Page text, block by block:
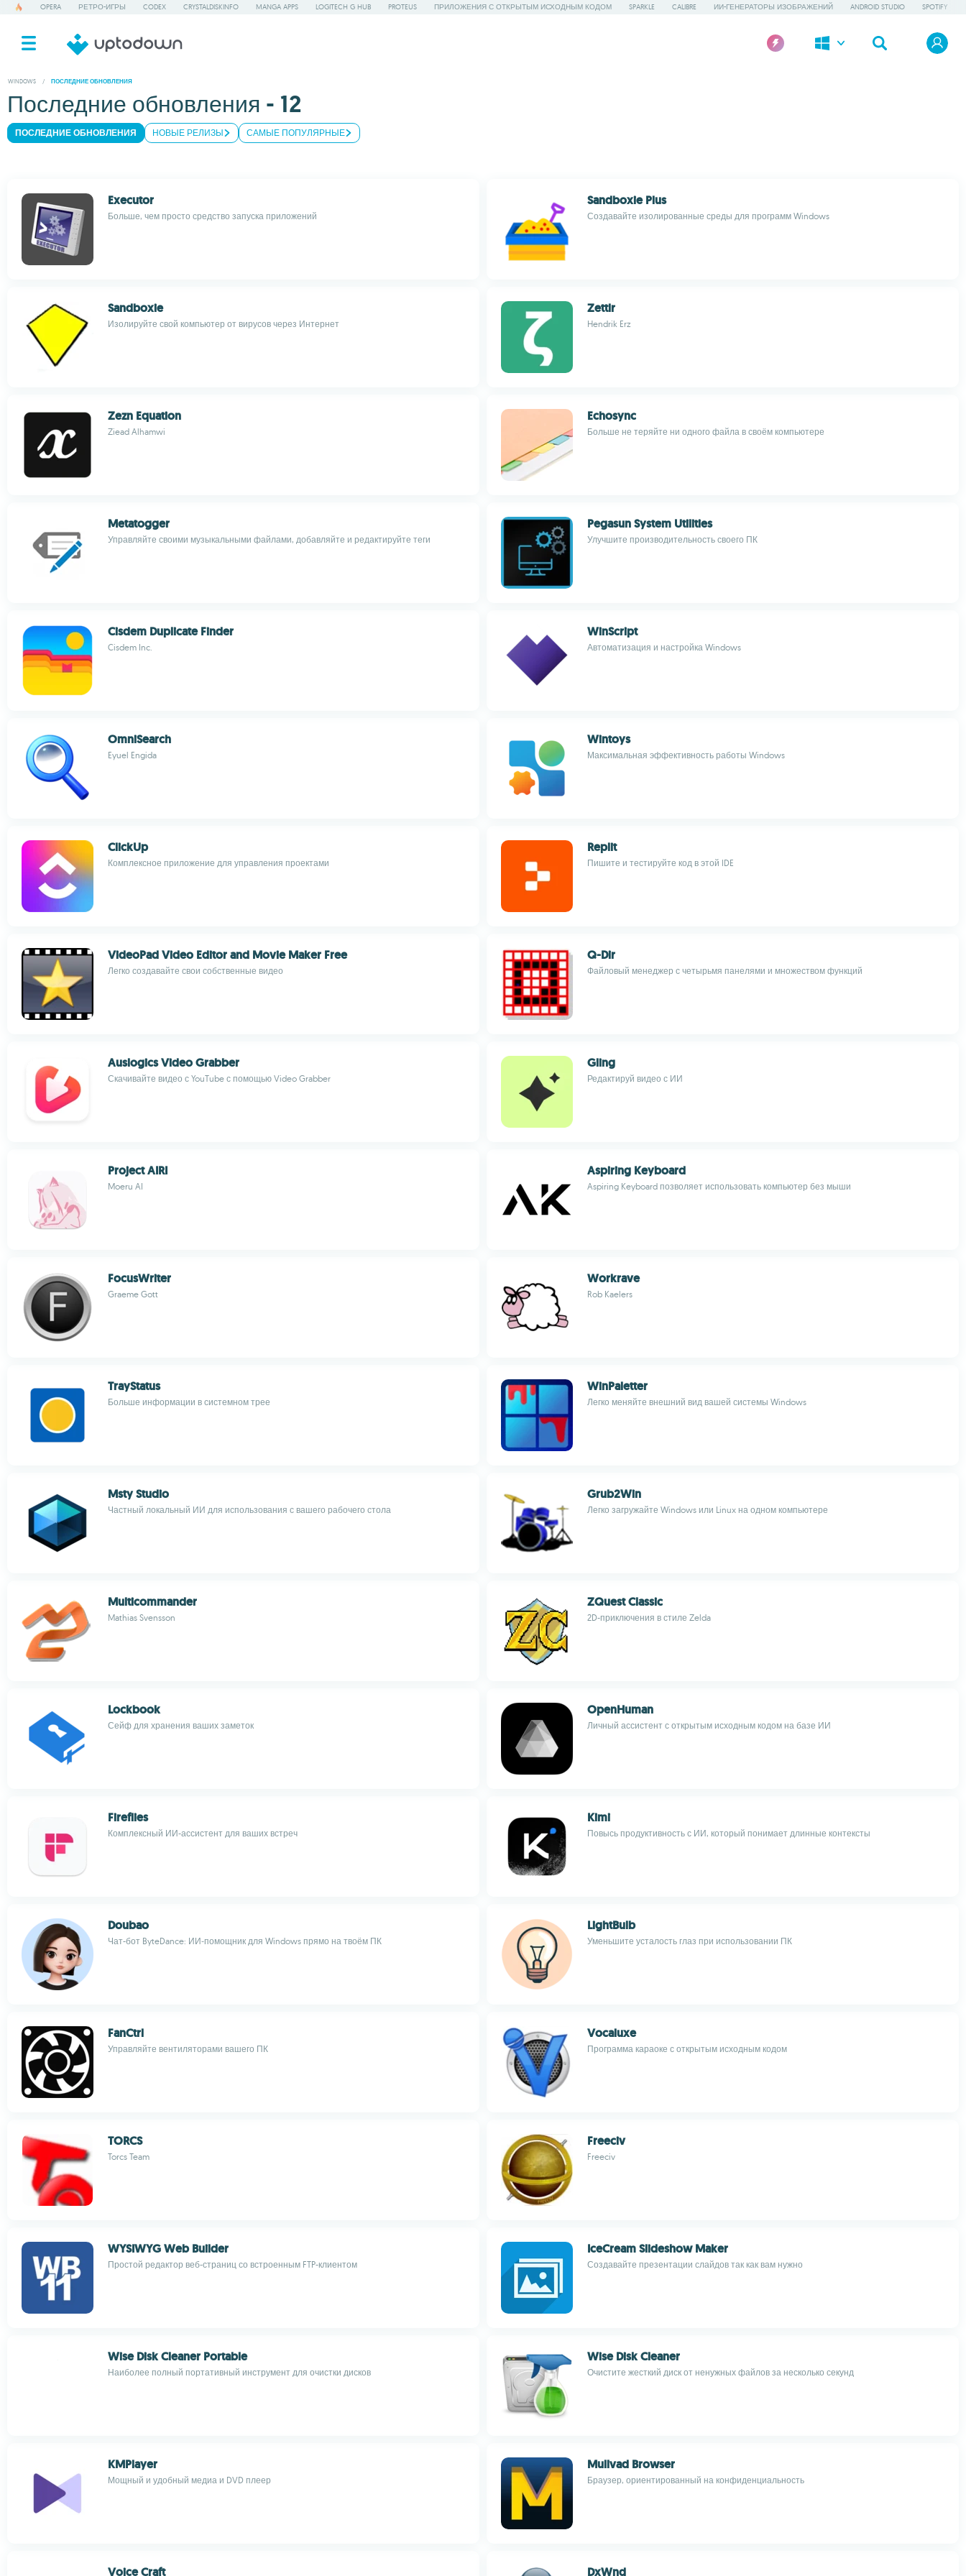
OPERA РЕТРО-ИГРЫ CODEX CRYSTALDISKINFO MANGA APPS LOGITECH G HUB PROTEUS ПРИЛОЖЕНИЯ С ОТКРЫТЫМ ИСХОДНЫМ КОДОМ SPARKLE CALIBRE ИИ-ГЕНЕРАТОРЫ ИЗОБРАЖЕНИЙ ANDROID STUDIO SPOTIFY
WINDOWS / ПОСЛЕДНИЕ ОБНОВЛЕНИЯ
Последние обновления - 12
ПОСЛЕДНИЕ ОБНОВЛЕНИЯ НОВЫЕ РЕЛИЗЫ САМЫЕ ПОПУЛЯРНЫЕ
Executor
Больше, чем просто средство запуска приложений
Sandboxie Plus
Создавайте изолированные среды для программ Windows
Sandboxie
Изолируйте свой компьютер от вирусов через Интернет
Zettlr
Hendrik Erz
Zezn Equation
Ziead Alhamwi
Echosync
Больше не теряйте ни одного файла в своём компьютере
Metatogger
Управляйте своими музыкальными файлами, добавляйте и редактируйте теги
Pegasun System Utilities
Улучшите производительность своего ПК
Cisdem Duplicate Finder
Cisdem Inc.
WinScript
Автоматизация и настройка Windows
OmniSearch
Eyuel Engida
Wintoys
Максимальная эффективность работы Windows
ClickUp
Комплексное приложение для управления проектами
Replit
Пишите и тестируйте код в этой IDE
VideoPad Video Editor and Movie Maker Free
Легко создавайте свои собственные видео
Q-Dir
Файловый менеджер с четырьмя панелями и множеством функций
Auslogics Video Grabber
Скачивайте видео с YouTube с помощью Video Grabber
Gling
Редактируй видео с ИИ
Project AIRI
Moeru AI
Aspiring Keyboard
Aspiring Keyboard позволяет использовать компьютер без мыши
FocusWriter
Graeme Gott
Workrave
Rob Kaelers
TrayStatus
Больше информации в системном трее
WinPaletter
Легко меняйте внешний вид вашей системы Windows
Msty Studio
Частный локальный ИИ для использования с вашего рабочего стола
Grub2Win
Легко загружайте Windows или Linux на одном компьютере
Multicommander
Mathias Svensson
ZQuest Classic
2D-приключения в стиле Zelda
Lockbook
Сейф для хранения ваших заметок
OpenHuman
Личный ассистент с открытым исходным кодом на базе ИИ
Fireflies
Комплексный ИИ-ассистент для ваших встреч
Kimi
Повысь продуктивность с ИИ, который понимает длинные контексты
Doubao
Чат-бот ByteDance: ИИ‑помощник для Windows прямо на твоём ПК
LightBulb
Уменьшите усталость глаз при использовании ПК
FanCtrl
Управляйте вентиляторами вашего ПК
Vocaluxe
Программа караоке с открытым исходным кодом
TORCS
Torcs Team
Freeciv
Freeciv
WYSIWYG Web Builder
Простой редактор веб-страниц со встроенным FTP-клиентом
IceCream Slideshow Maker
Создавайте презентации слайдов так как вам нужно
Wise Disk Cleaner Portable
Наиболее полный портативный инструмент для очистки дисков
Wise Disk Cleaner
Очистите жесткий диск от ненужных файлов за несколько секунд
KMPlayer
Мощный и удобный медиа и DVD плеер
Mullvad Browser
Браузер, ориентированный на конфиденциальность
Voice Craft DxWnd